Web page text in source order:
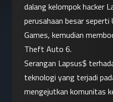
dalang kelompok hacker
perusahaan besar seperti
Games, kemudian
Theft Auto 6.
Serangan Lapsus$
teknologi yang terjadi
mengejutkan komunitas